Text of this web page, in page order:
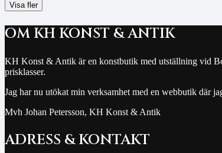
Visa fler
OM KH KONST & ANTIK
KH Konst & Antik är en konstbutik med utställning vid
prisklasser.
Jag har nu utökat min verksamhet med en webbutik där
Mvh Johan Petersson, KH Konst & Antik
ADRESS & KONTAKT